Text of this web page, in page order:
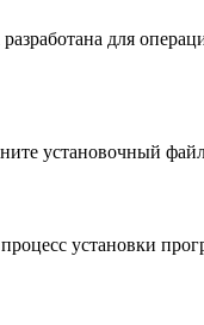
для
установочный
установки